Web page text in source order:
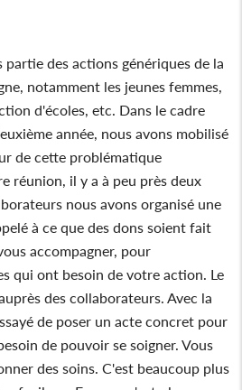
des actions génériques de la
notamment les jeunes femmes,
d'écoles, etc. Dans le cadre
année, nous avons mobilisé
de cette problématique
réunion, il y a à peu près deux
nous avons organisé une
à ce que des dons soient fait
accompagner, pour
qui ont besoin de votre action. Le
des collaborateurs. Avec la
de poser un acte concret pour
de pouvoir se soigner. Vous
des soins. C'est beaucoup plus